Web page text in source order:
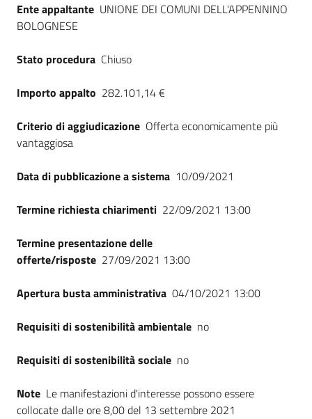
Ente appaltante UNIONE DEI COMUNI DELL'APPENNINO
BOLOGNESE
Stato procedura Chiuso
Importo appalto 282.101,14 €
Criterio di aggiudicazione Offerta economicamente più
vantaggiosa
Data di pubblicazione a sistema 10/09/2021
Termine richiesta chiarimenti 22/09/2021 13:00
Termine presentazione delle
offerte/risposte 27/09/2021 13:00
Apertura busta amministrativa 04/10/2021 13:00
Requisiti di sostenibilità ambientale no
Requisiti di sostenibilità sociale no
Note Le manifestazioni d'interesse possono essere
collocate dalle ore 8,00 del 13 settembre 2021